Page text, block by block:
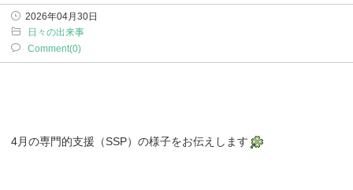
2026年04月30日
日々の出来事
Comment(0)
4月の専門的支援（SSP）の様子をお伝えします